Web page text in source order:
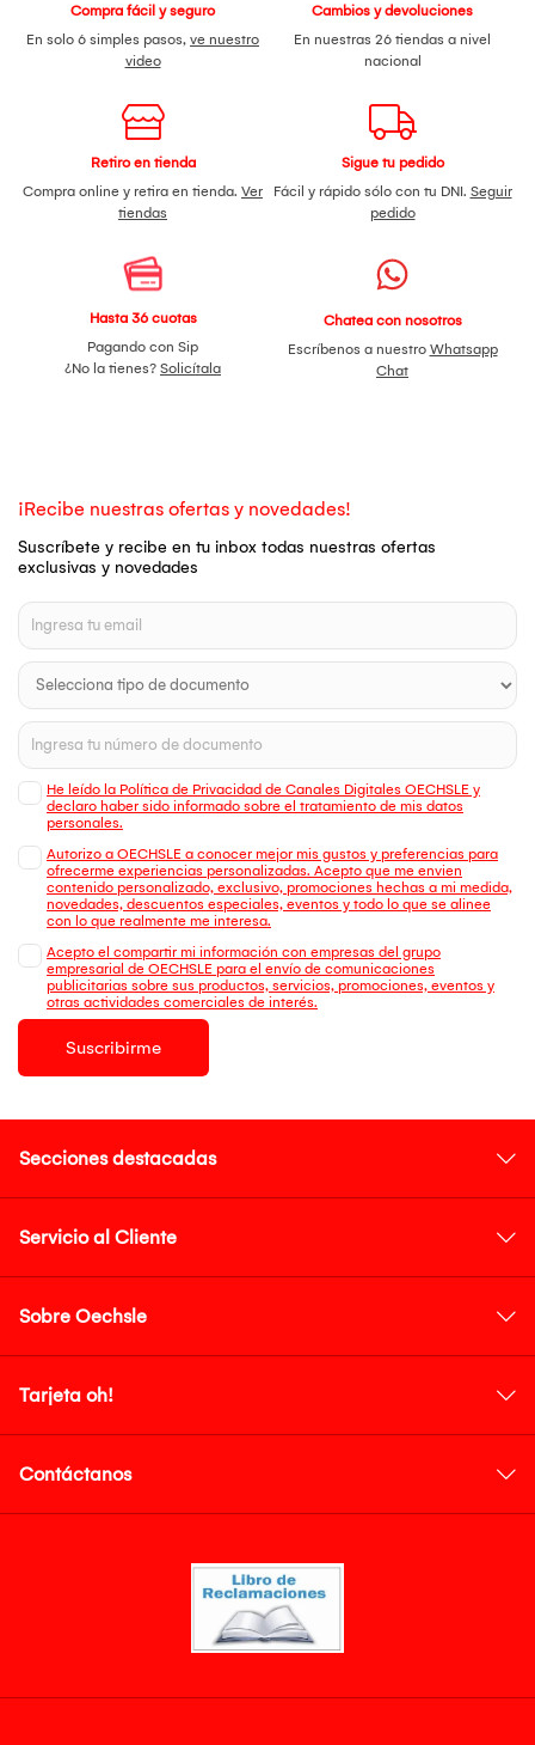
Compra fácil y seguro
En solo 6 simples pasos, ve nuestro
video
Cambios y devoluciones
En nuestras 26 tiendas a nivel
nacional
Retiro en tienda
Compra online y retira en tienda. Ver
tiendas
Sigue tu pedido
Fácil y rápido sólo con tu DNI. Seguir
pedido
Hasta 36 cuotas
Pagando con Sip
¿No la tienes? Solicítala
Chatea con nosotros
Escríbenos a nuestro Whatsapp
Chat
¡Recibe nuestras ofertas y novedades!
Suscríbete y recibe en tu inbox todas nuestras ofertas
exclusivas y novedades
He leído la Política de Privacidad de Canales Digitales OECHSLE y
declaro haber sido informado sobre el tratamiento de mis datos
personales.
Autorizo a OECHSLE a conocer mejor mis gustos y preferencias para
ofrecerme experiencias personalizadas. Acepto que me envien
contenido personalizado, exclusivo, promociones hechas a mi medida,
novedades, descuentos especiales, eventos y todo lo que se alinee
con lo que realmente me interesa.
Acepto el compartir mi información con empresas del grupo
empresarial de OECHSLE para el envío de comunicaciones
publicitarias sobre sus productos, servicios, promociones, eventos y
otras actividades comerciales de interés.
Suscribirme
Secciones destacadas
Servicio al Cliente
Sobre Oechsle
Tarjeta oh!
Contáctanos